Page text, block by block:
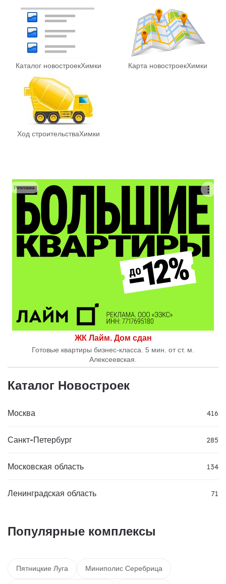
Каталог новостроекХимки Карта новостроекХимки
Ход строительстваХимки
ЖК Лайм. Дом сдан
Готовые квартиры бизнес-класса. 5 мин. от ст. м.
Алексеевская.
Реклама
Каталог Новостроек
Москва 416
Санкт-Петербург 285
Московская область 134
Ленинградская область 71
Популярные комплексы
Пятницкие Луга Миниполис Серебрица